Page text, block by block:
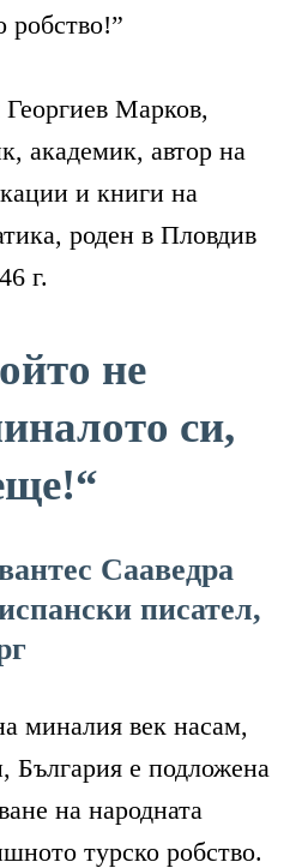
робство!”
Марков,
академик, автор на
и книги на
роден в Пловдив
г.
не
си,
Сааведра
писател,
миналия век насам,
България е подложена
на народната
турско робство.